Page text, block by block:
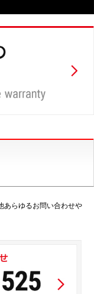
あらゆるお問い合わせや